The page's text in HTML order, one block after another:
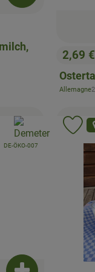
, Preis:
2,69 €
, Herkunft:
Allemagne,
, Verband:
, Kontrollstelle:
DE-ÖKO-007
hinzufügen